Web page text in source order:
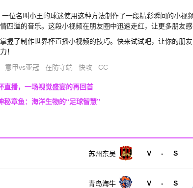
位名叫小王的球迷使用这种方法制作了一段精彩瞬间的小视
四溢的音乐。这段小视频在朋友圈中迅速走红，让更多朋友感
握了制作世界杯直播小视频的技巧。快来试试吧，让你的朋
！
意甲vs亚冠 在防守端 快攻 CC
直播，一场视觉盛宴的再回首
秘章鱼：海洋生物的“足球智慧”
苏州东吴 V - S
青岛海牛 V - S